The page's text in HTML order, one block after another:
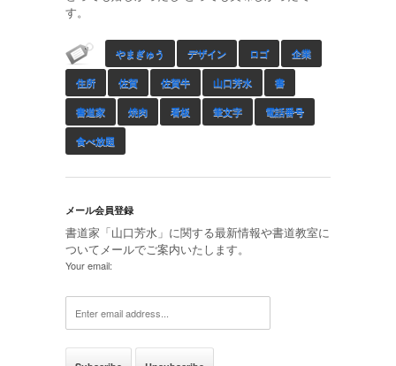
す。
やまぎゅう デザイン ロゴ 企業
住所 佐賀 佐賀牛 山口芳水 書
書道家 焼肉 看板 筆文字 電話番号
食べ放題
メール会員登録
書道家「山口芳水」に関する最新情報や書道教室に
ついてメールでご案内いたします。
Your email: